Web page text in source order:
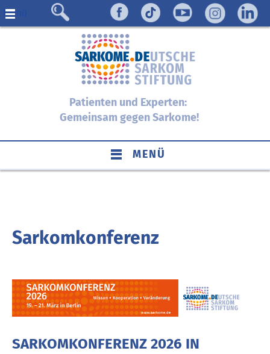
Menü
Patienten und Experten:
Gemeinsam gegen Sarkome!
MENÜ
Sarkomkonferenz
SARKOMKONFERENZ 2026 IN